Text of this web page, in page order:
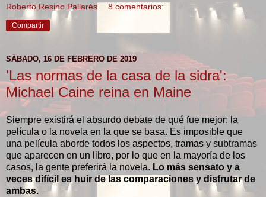
Roberto Resino Pallarés 8 comentarios:
Compartir
SÁBADO, 16 DE FEBRERO DE 2019
'Las normas de la casa de la sidra':
Michael Caine reina en Maine
Siempre existirá el absurdo debate de qué fue mejor: la
película o la novela en la que se basa. Es imposible que
una película aborde todos los aspectos, tramas y subtramas
que aparecen en un libro, por lo que en la mayoría de los
casos, la gente preferirá la novela. Lo más sensato y a
veces difícil es huir de las comparaciones y disfrutar de
ambas.